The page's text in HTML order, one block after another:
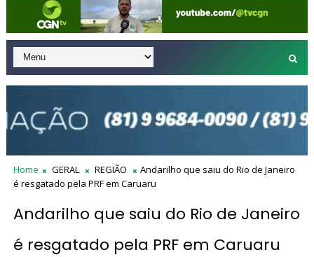
Home GERAL REGIÃO
Andarilho que saiu do Rio de Janeiro
é resgatado pela PRF em Caruaru
Andarilho que saiu do Rio de Janeiro
é resgatado pela PRF em Caruaru